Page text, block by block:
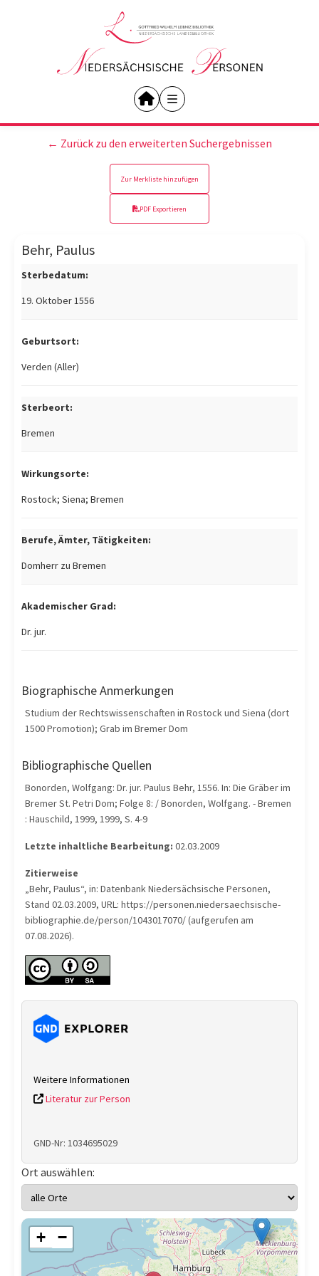
← Zurück zu den erweiterten Suchergebnissen
Zur Merkliste hinzufügen
PDF Exportieren
Behr, Paulus
Sterbedatum:
19. Oktober 1556
Geburtsort:
Verden (Aller)
Sterbeort:
Bremen
Wirkungsorte:
Rostock; Siena; Bremen
Berufe, Ämter, Tätigkeiten:
Domherr zu Bremen
Akademischer Grad:
Dr. jur.
Biographische Anmerkungen
Studium der Rechtswissenschaften in Rostock und Siena (dort
1500 Promotion); Grab im Bremer Dom
Bibliographische Quellen
Bonorden, Wolfgang: Dr. jur. Paulus Behr, 1556. In: Die Gräber im
Bremer St. Petri Dom; Folge 8: / Bonorden, Wolfgang. - Bremen
: Hauschild, 1999, 1999, S. 4-9
Letzte inhaltliche Bearbeitung: 02.03.2009
Zitierweise
„Behr, Paulus“, in: Datenbank Niedersächsische Personen,
Stand 02.03.2009, URL: https://personen.niedersaechsische-
bibliographie.de/person/1043017070/ (aufgerufen am
07.08.2026).
Weitere Informationen
Literatur zur Person
GND-Nr: 1034695029
Ort auswählen:
+ −